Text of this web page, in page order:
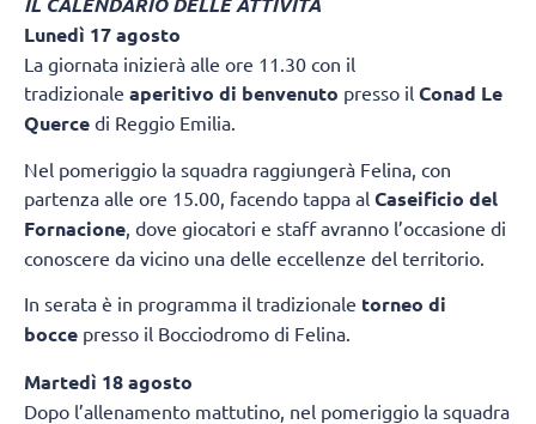
Lunedì 17 agosto
La giornata inizierà alle ore 11.30 con il
tradizionale aperitivo di benvenuto presso il Conad Le
Querce di Reggio Emilia.
Nel pomeriggio la squadra raggiungerà Felina, con
partenza alle ore 15.00, facendo tappa al Caseificio del
Fornacione , dove giocatori e staff avranno l’occasione di
conoscere da vicino una delle eccellenze del territorio.
In serata è in programma il tradizionale torneo di
bocce presso il Bocciodromo di Felina.
Martedì 18 agosto
Dopo l’allenamento mattutino, nel pomeriggio la squadra